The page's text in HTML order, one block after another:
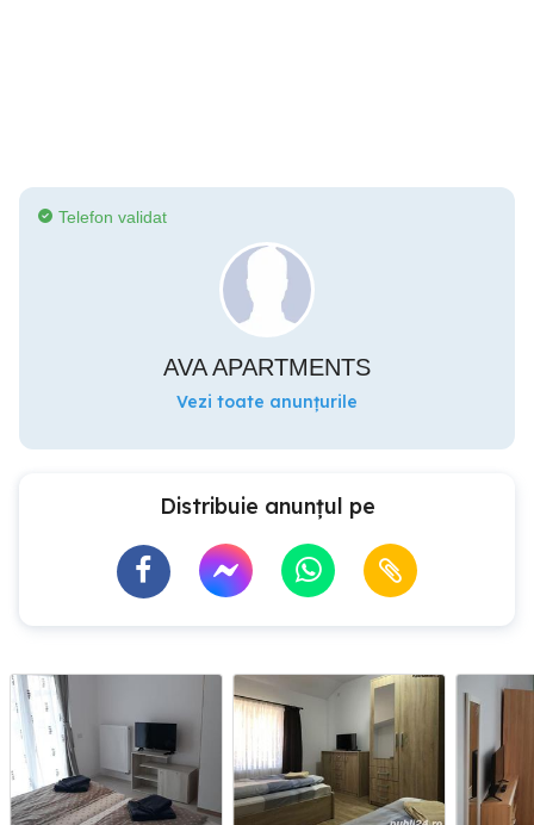
Telefon validat
AVA APARTMENTS
Vezi toate anunțurile
Distribuie anunțul pe